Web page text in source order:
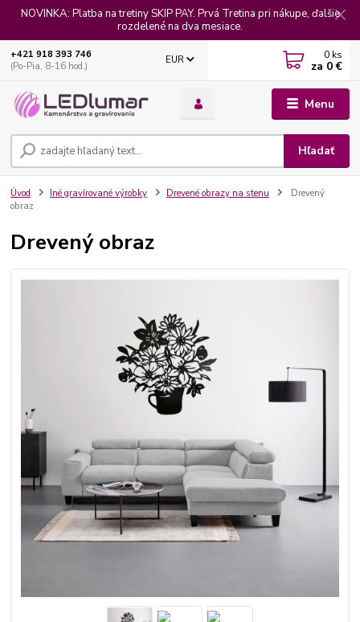
NOVINKA: Platba na tretiny SKIP PAY. Prvá Tretina pri nákupe, ďalšie
rozdelené na dva mesiace.
Menu
EUR
Hľadať
+421 918 393 746
(Po-Pia, 8-16 hod.)
0 ks
za 0 €
Úvod Iné gravírované výrobky Drevené obrazy na stenu
Drevený
obraz
Drevený obraz